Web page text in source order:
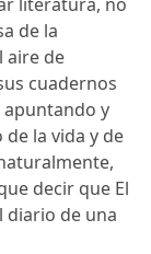
de la
aire de
cuadernos
apuntando y
la vida y de
decir que El
diario de una